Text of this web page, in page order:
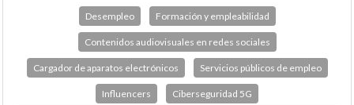
Desempleo Formación y empleabilidad
Contenidos audiovisuales en redes sociales
Cargador de aparatos electrónicos Servicios públicos de empleo
Influencers Ciberseguridad 5G